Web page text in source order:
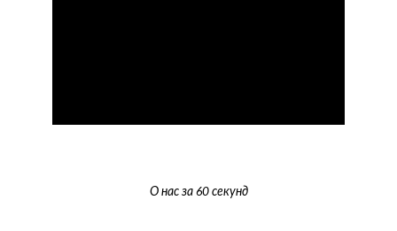
О нас за 60 секунд